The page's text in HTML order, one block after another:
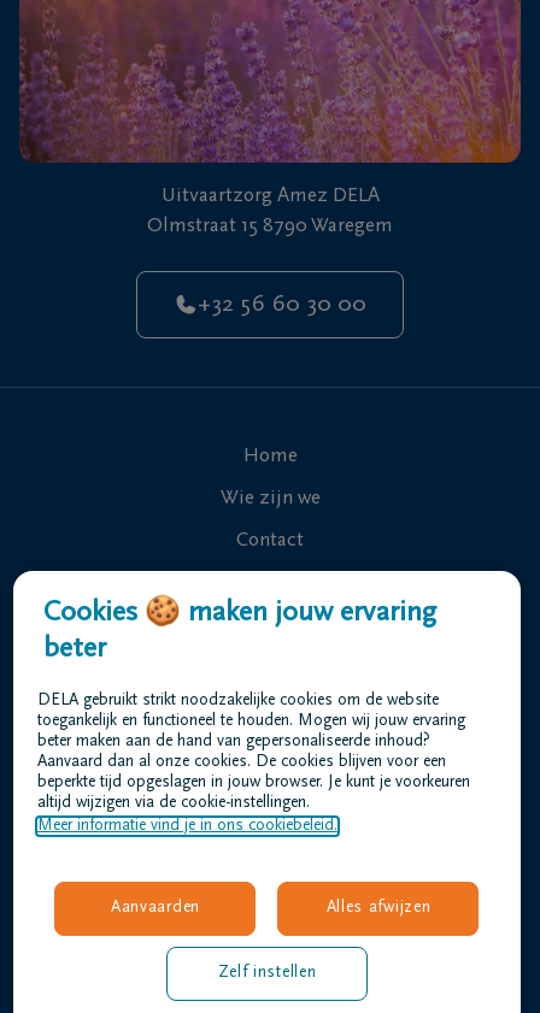
Uitvaartzorg Amez DELA
Olmstraat 15 8790 Waregem
+32 56 60 30 00
Home
Wie zijn we
Contact
Overlijdensberichten
Veelgestelde vragen
Gebruiksvoorwaarden
Privacyverklaring
Toegankelijkheidsverklaring
amez@dela.be
Cookies 🍪 maken jouw ervaring
beter
DELA gebruikt strikt noodzakelijke cookies om de website
toegankelijk en functioneel te houden. Mogen wij jouw ervaring
beter maken aan de hand van gepersonaliseerde inhoud?
Aanvaard dan al onze cookies. De cookies blijven voor een
beperkte tijd opgeslagen in jouw browser. Je kunt je voorkeuren
altijd wijzigen via de cookie-instellingen.
Meer informatie vind je in ons cookiebeleid.
Aanvaarden Alles afwijzen
Zelf instellen